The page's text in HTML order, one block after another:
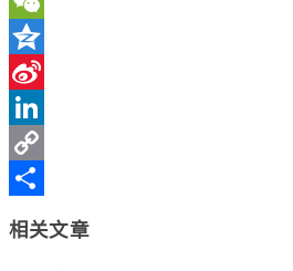
WeChat
Qzone
Sina
Weibo
LinkedIn
Copy
相关文章